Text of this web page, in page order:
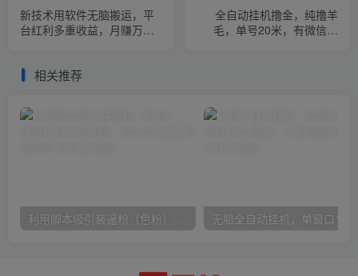
新技术用软件无脑搬运，平
台红利多重收益，月赚万
全自动挂机撸金，纯撸羊
毛，单号20米，有微信就
相关推荐